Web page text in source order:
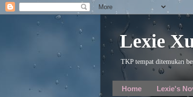
Lexie
TKP tempat ditemukan
Home Lexie's